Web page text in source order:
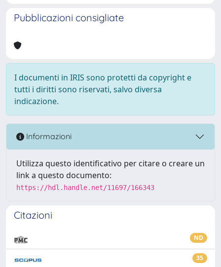
Pubblicazioni consigliate
I documenti in IRIS sono protetti da copyright e
tutti i diritti sono riservati, salvo diversa
indicazione.
Informazioni
Utilizza questo identificativo per citare o creare un
link a questo documento:
https://hdl.handle.net/11697/166343
Citazioni
ND
35